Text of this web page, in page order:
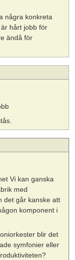
några konkreta
hårt jobb för
ändå för
Vi kan ganska
med
det går kanske att
komponent i
blir det
symfonier eller